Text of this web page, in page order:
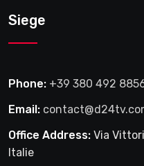
Siege
Phone: +39 380 492
Email:
Office Address: Via
Italie